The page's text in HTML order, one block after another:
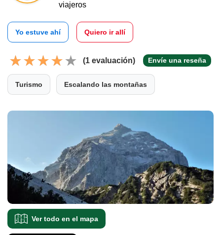
viajeros
Yo estuve ahí Quiero ir allí
(1 evaluación) Envíe una reseña
Turismo Escalando las montañas
Ver todo en el mapa